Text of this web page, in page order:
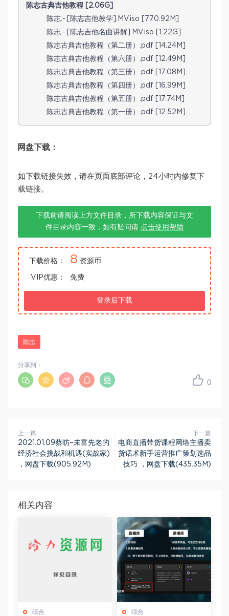
陈志古典吉他教程 [2.06G]
陈志.-.[陈志吉他教学].MV.iso [770.92M]
陈志.-.[陈志吉他名曲讲解].MV.iso [1.22G]
陈志古典吉他教程（第二册）.pdf [14.24M]
陈志古典吉他教程（第六册）.pdf [12.49M]
陈志古典吉他教程（第三册）.pdf [17.08M]
陈志古典吉他教程（第四册）.pdf [16.99M]
陈志古典吉他教程（第五册）.pdf [17.74M]
陈志古典吉他教程（第一册）.pdf [12.52M]
网盘下载：
如下载链接失效，请在页面底部评论，24小时内修复下
载链接。
下载前请阅读上方文件目录，所下载内容保证与文
件目录内容一致，如有疑问请 点击使用帮助
下载价格： 8 资源币
VIP优惠： 免费
登录后下载
陈志
0
分享到：
上一篇
2021.01.09蔡昉–未富先老的
经济社会挑战和机遇(实战家)
，网盘下载(905.92M)
下一篇
电商直播带货课程网络主播卖
货话术新手运营推广策划选品
技巧 ，网盘下载(435.35M)
相关内容
综合 综合